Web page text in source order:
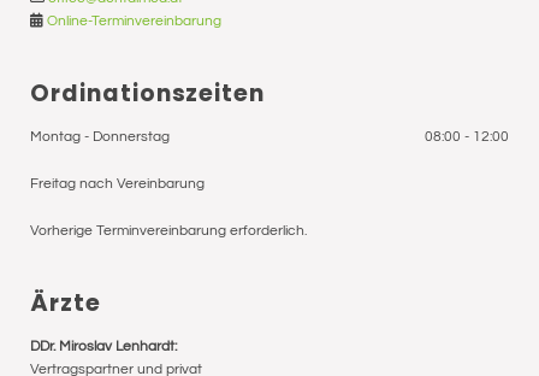
 Online-Terminvereinbarung
Ordinationszeiten
Montag - Donnerstag 08:00 - 12:00
Freitag nach Vereinbarung
Vorherige Terminvereinbarung erforderlich.
Ärzte
DDr. Miroslav Lenhardt:
Vertragspartner und privat